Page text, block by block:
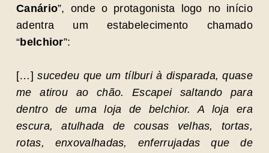
Canário”, onde o protagonista logo no início
adentra um estabelecimento chamado
“belchior”:
[…]sucedeu que um tílburi à disparada, quase
me atirou ao chão. Escapei saltando para
dentro de uma loja de belchior. A loja era
escura, atulhada de cousas velhas, tortas,
rotas, enxovalhadas, enferrujadas que de